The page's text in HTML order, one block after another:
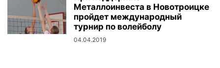
Металлоинвеста в Новотроицке
пройдет международный
турнир по волейболу
04.04.2019